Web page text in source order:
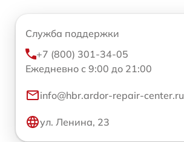
Служба поддержки
+7 (800) 301-34-05
Ежедневно с 9:00 до 21:00
info@hbr.ardor-repair-center.ru
ул. Ленина, 23